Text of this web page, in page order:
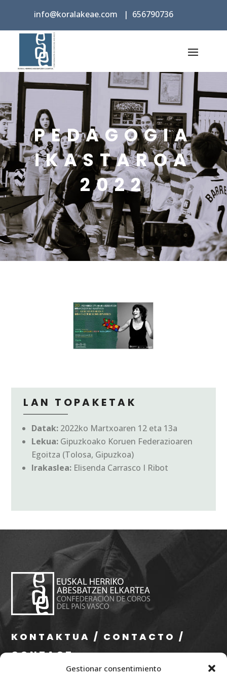
Gestionar consentimiento
info@koralakeae.com | 656790736
PEDAGOGIA
IKASTAROA
2022
LAN TOPAKETAK
Datak: 2022ko Martxoaren 12 eta 13a
Lekua: Gipuzkoako Koruen Federazioaren
Egoitza (Tolosa, Gipuzkoa)
Irakaslea: Elisenda Carrasco I Ribot
KONTAKTUA / CONTACTO /
CONTACT